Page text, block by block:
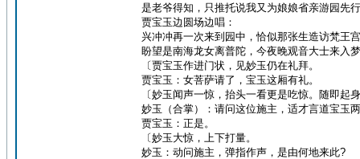
是老爷得知，只推托说我又为娘娘省亲游园先
贾宝玉边圆场边唱：
兴冲冲再一次来到园中，恰似那张生造访梵王
盼望是南海龙女离普陀，今夜晚观音大士来入
〔贾宝玉作进门状，见妙玉仍在礼拜。
贾宝玉：女菩萨请了，宝玉这厢有礼。
〔妙玉闻声一惊，抬头一看更是吃惊。随即起
妙玉（合掌）：请问这位施主，适才言道宝玉
贾宝玉：正是。
〔妙玉大惊，上下打量。
妙玉：动问施主，弹指作声，是由何地来此?